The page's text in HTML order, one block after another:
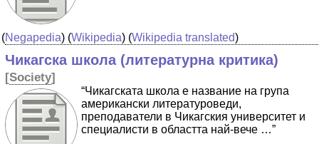
(Negapedia) (Wikipedia) (Wikipedia translated)
Чикагска школа (литературна критика)
[Society]
“Чикагската школа е название на група
американски литературоведи,
преподаватели в Чикагския университет и
специалисти в областта най-вече …”